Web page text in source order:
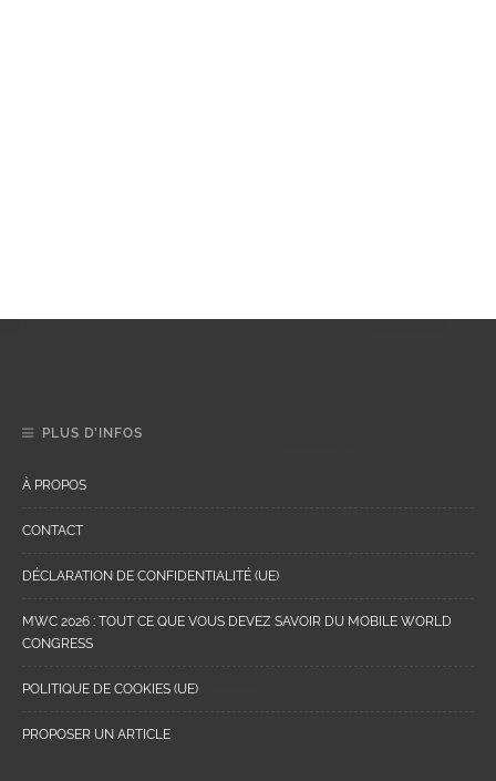
PLUS D’INFOS
À PROPOS
CONTACT
DÉCLARATION DE CONFIDENTIALITÉ (UE)
MWC 2026 : TOUT CE QUE VOUS DEVEZ SAVOIR DU MOBILE WORLD
CONGRESS
POLITIQUE DE COOKIES (UE)
PROPOSER UN ARTICLE